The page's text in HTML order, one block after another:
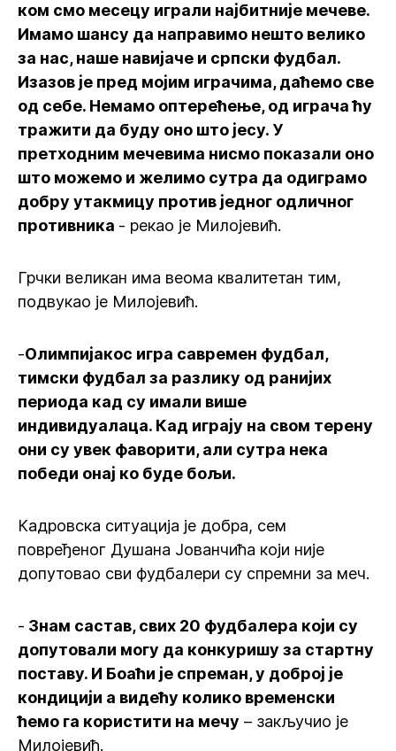
ком смо месецу играли најбитније мечеве.
Имамо шансу да направимо нешто велико
за нас, наше навијаче и српски фудбал.
Изазов је пред мојим играчима, даћемо све
од себе. Немамо оптерећење, од играча ћу
тражити да буду оно што јесу. У
претходним мечевима нисмо показали оно
што можемо и желимо сутра да одиграмо
добру утакмицу против једног одличног
противника - рекао је Милојевић.
Грчки великан има веома квалитетан тим,
подвукао је Милојевић.
-Олимпијакос игра савремен фудбал,
тимски фудбал за разлику од ранијих
периода кад су имали више
индивидуалаца. Кад играју на свом терену
они су увек фаворити, али сутра нека
победи онај ко буде бољи.
Кадровска ситуација је добра, сем
повређеног Душана Јованчића који није
допутовао сви фудбалери су спремни за меч.
- Знам састав, свих 20 фудбалера који су
допутовали могу да конкуришу за стартну
поставу. И Боаћи је спреман, у доброј је
кондицији а видећу колико временски
ћемо га користити на мечу – закључио је
Милојевић.